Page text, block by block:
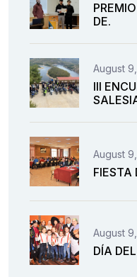
DE.
August
III
August
FIESTA
August
DÍA